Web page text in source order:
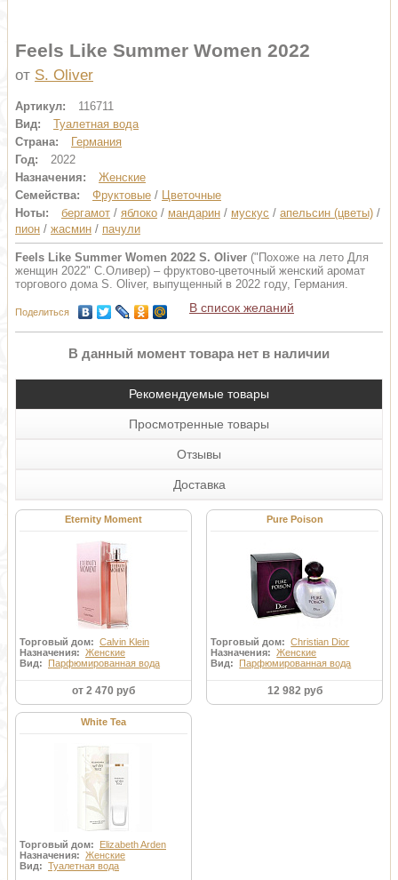
Feels Like Summer Women 2022
от S. Oliver
Артикул:
116711
Вид:
Туалетная вода
Страна:
Германия
Год:
2022
Назначения:
Женские
Семейства:
Фруктовые / Цветочные
Ноты:
бергамот / яблоко / мандарин / мускус / апельсин (цветы) /
пион / жасмин / пачули
Feels Like Summer Women 2022 S. Oliver ("Похоже на лето Для
женщин 2022" С.Оливер) – фруктово-цветочный женский аромат
торгового дома S. Oliver, выпущенный в 2022 году, Германия.
Поделиться В список желаний
В данный момент товара нет в наличии
Рекомендуемые товары
Просмотренные товары
Отзывы
Доставка
Eternity Moment
Торговый дом: Calvin Klein
Назначения: Женские
Вид:
Парфюмированная вода
от 2 470 руб
Pure Poison
Торговый дом:Christian Dior
Назначения:Женские
Вид:
Парфюмированная вода
12 982 руб
White Tea
Торговый дом:
Elizabeth Arden
Назначения: Женские
Вид: Туалетная вода